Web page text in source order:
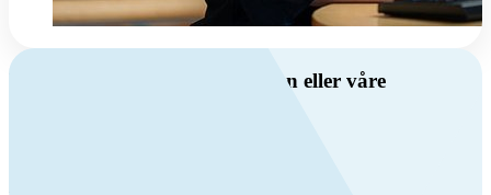
Har du spørsmål om ventilasjon eller våre